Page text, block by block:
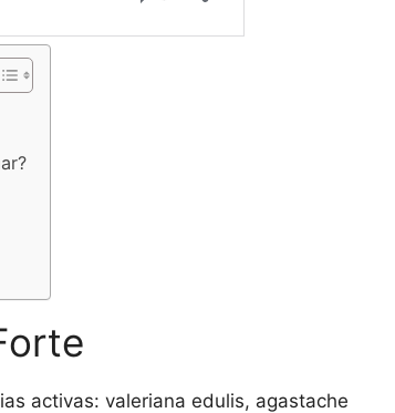
activas: valeriana edulis, agastache